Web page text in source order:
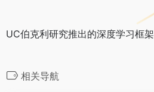
UC伯克利研究推出的深度学习框架
相关导航